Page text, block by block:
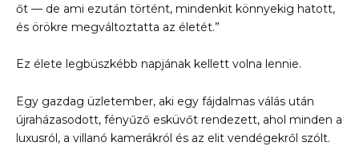
őt — de ami ezután történt, mindenkit könnyekig hatott,
és örökre megváltoztatta az életét.”
Ez élete legbüszkébb napjának kellett volna lennie.
Egy gazdag üzletember, aki egy fájdalmas válás után
újraházasodott, fényűző esküvőt rendezett, ahol minden a
luxusról, a villanó kamerákról és az elit vendégekről szólt.